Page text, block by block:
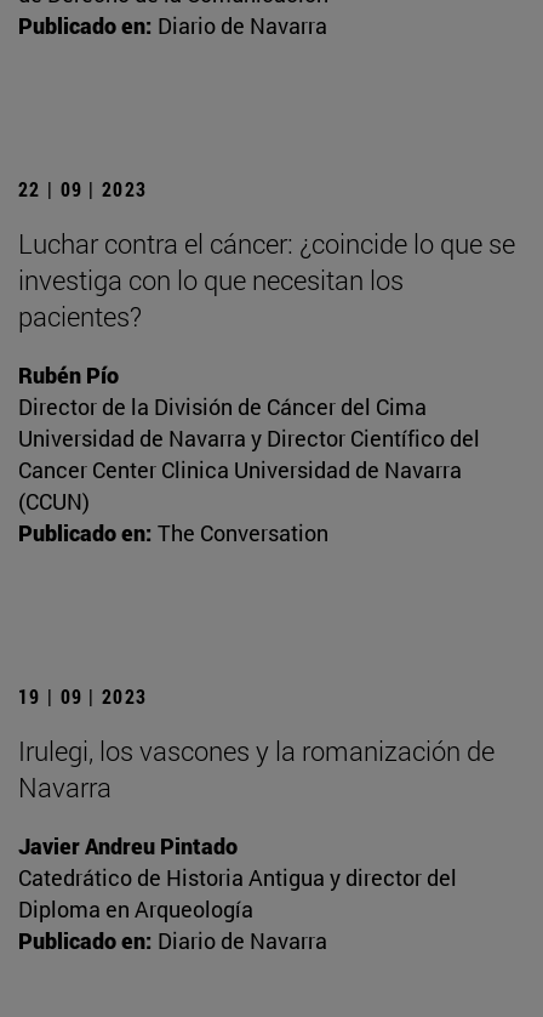
Publicado en: Diario de Navarra
22 | 09 | 2023
Luchar contra el cáncer: ¿coincide lo que se
investiga con lo que necesitan los
pacientes?
Rubén Pío
Director de la División de Cáncer del Cima
Universidad de Navarra y Director Científico del
Cancer Center Clinica Universidad de Navarra
(CCUN)
Publicado en: The Conversation
19 | 09 | 2023
Irulegi, los vascones y la romanización de
Navarra
Javier Andreu Pintado
Catedrático de Historia Antigua y director del
Diploma en Arqueología
Publicado en: Diario de Navarra